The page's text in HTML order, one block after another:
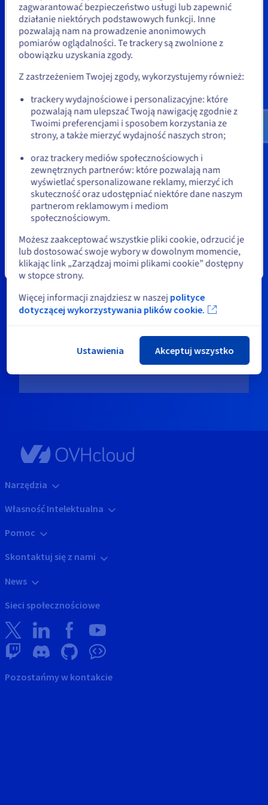
Vimeo umieszcza w odtwarzanych
przez Ciebie filmach znaczniki,
które umożliwiają późniejsze
wyświetlanie reklam
targetowanych w oparciu o Twoją
historię przeglądania.
Aby obejrzeć film, musisz
zaakceptować politykę
„Udostępnianie plików cookie na
platformach stron trzecich” w
naszym Centrum Prywatności.
Zgodę możesz wycofać w
dowolnym momencie.
Aby uzyskać więcej informacji,
sprawdź
orazpolitykę cookies OVHcloud.
Show Privacy Center
Narzędzia
Własność Intelektualna
Pomoc
Skontaktuj się z nami
News
Sieci społecznościowe
Pozostańmy w kontakcie
Wydaje się, że znajdujesz się w
Stany Zjednoczone
Jeśli chcesz złożyć zamówienie w Stany Zjednoczone, wyszukaj
Go to Stany Zjednoczone website
us.ovhcloud.com/
Angielski USD - $
lub
Pozostań na bieżącej stronie
Wybierz inną stronę
Zamknij
zagwarantować bezpieczeństwo usługi lub zapewnić
działanie niektórych podstawowych funkcji. Inne
pozwalają nam na prowadzenie anonimowych
pomiarów oglądalności. Te trackery są zwolnione z
obowiązku uzyskania zgody.
Z zastrzeżeniem Twojej zgody, wykorzystujemy również:
trackery wydajnościowe i personalizacyjne: które
pozwalają nam ulepszać Twoją nawigację zgodnie z
Twoimi preferencjami i sposobem korzystania ze
strony, a także mierzyć wydajność naszych stron;
oraz trackery mediów społecznościowych i
zewnętrznych partnerów: które pozwalają nam
wyświetlać spersonalizowane reklamy, mierzyć ich
skuteczność oraz udostępniać niektóre dane naszym
partnerom reklamowym i mediom
społecznościowym.
Możesz zaakceptować wszystkie pliki cookie, odrzucić je
lub dostosować swoje wybory w dowolnym momencie,
klikając link „Zarządzaj moimi plikami cookie” dostępny
w stopce strony.
Więcej informacji znajdziesz w naszej polityce
dotyczącej wykorzystywania plików cookie.
Ustawienia Akceptuj wszystko